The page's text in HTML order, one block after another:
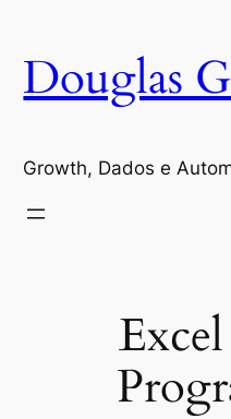
conteúdo
Douglas
Growth, Dados e